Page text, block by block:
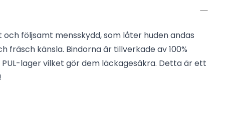
följsamt mensskydd, som låter huden andas
fräsch känsla. Bindorna är tillverkade av 100%
lager vilket gör dem läckagesäkra. Detta är ett